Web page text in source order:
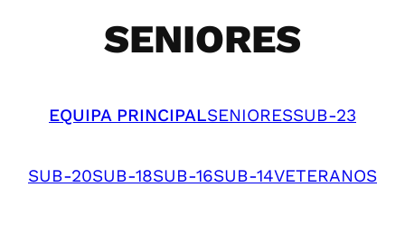
SENIORES
EQUIPA PRINCIPALSENIORESSUB-23
SUB-20SUB-18SUB-16SUB-14VETERANOS